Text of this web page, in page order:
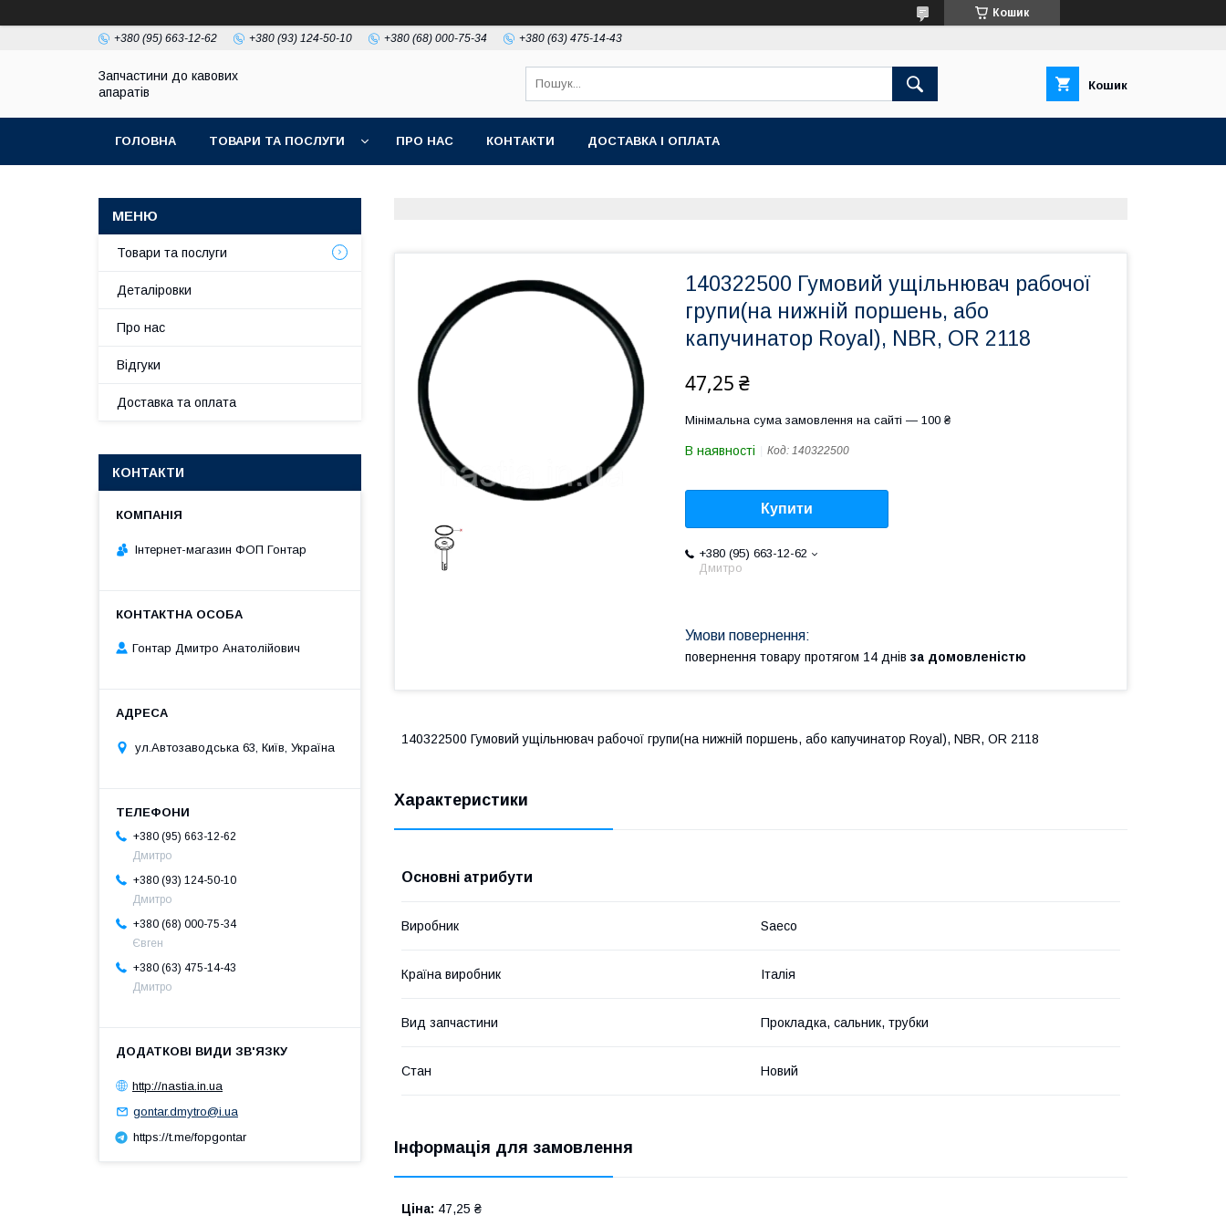
Кошик
+380 (95) 663-12-62 +380 (93) 124-50-10 +380 (68) 000-75-34 +380 (63) 475-14-43
Запчастини до кавових
апаратів
Кошик
ГОЛОВНА ТОВАРИ ТА ПОСЛУГИ ПРО НАС КОНТАКТИ ДОСТАВКА І ОПЛАТА
140322500 Гумовий ущільнювач рабочої
групи(на нижній поршень, або
капучинатор Royal), NBR, OR 2118
47,25 ₴
Мінімальна сума замовлення на сайті — 100 ₴
В наявності Код: 140322500
Купити
+380 (95) 663-12-62
Дмитро
повернення товару протягом 14 днів за домовленістю
140322500 Гумовий ущільнювач рабочої групи(на нижній поршень, або капучинатор Royal), NBR, OR 2118
Характеристики
Основні атрибути
Виробник Saeco
Країна виробник Італія
Вид запчастини Прокладка, сальник, трубки
Стан Новий
Інформація для замовлення
Ціна: 47,25 ₴
Товари та послуги
Деталіровки
Про нас
Відгуки
Доставка та оплата
КОНТАКТИ
Інтернет-магазин ФОП Гонтар
Гонтар Дмитро Анатолійович
ул.Автозаводська 63, Київ, Україна
+380 (95) 663-12-62
Дмитро
+380 (93) 124-50-10
Дмитро
+380 (68) 000-75-34
Євген
+380 (63) 475-14-43
Дмитро
http://nastia.in.ua
gontar.dmytro@i.ua
https://t.me/fopgontar